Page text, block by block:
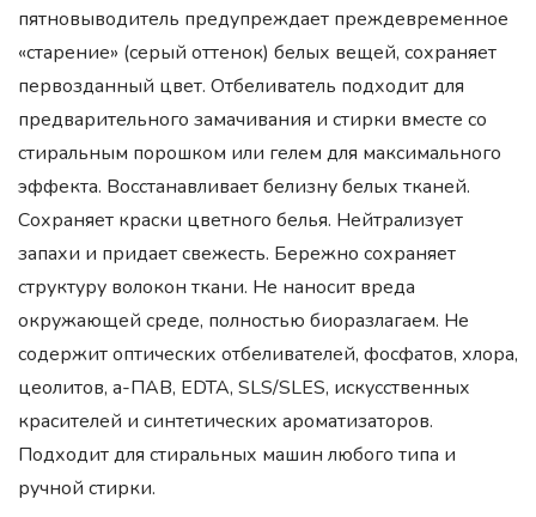
пятновыводитель предупреждает преждевременное
«старение» (серый оттенок) белых вещей, сохраняет
первозданный цвет. Отбеливатель подходит для
предварительного замачивания и стирки вместе со
стиральным порошком или гелем для максимального
эффекта. Восстанавливает белизну белых тканей.
Сохраняет краски цветного белья. Нейтрализует
запахи и придает свежесть. Бережно сохраняет
структуру волокон ткани. Не наносит вреда
окружающей среде, полностью биоразлагаем. Не
содержит оптических отбеливателей, фосфатов, хлора,
цеолитов, а-ПАВ, EDTA, SLS/SLES, искусственных
красителей и синтетических ароматизаторов.
Подходит для стиральных машин любого типа и
ручной стирки.